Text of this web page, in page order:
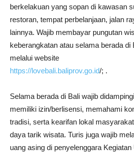
berkelakuan yang sopan di kawasan
restoran, tempat perbelanjaan, jalan
lainnya. Wajib membayar pungutan
keberangkatan atau selama berada di
melalui website
https://lovebali.baliprov.go.id/; .
Selama berada di Bali wajib
memiliki izin/berlisensi, memahami
tradisi, serta kearifan lokal
daya tarik wisata. Turis juga wajib
uang asing di penyelenggara